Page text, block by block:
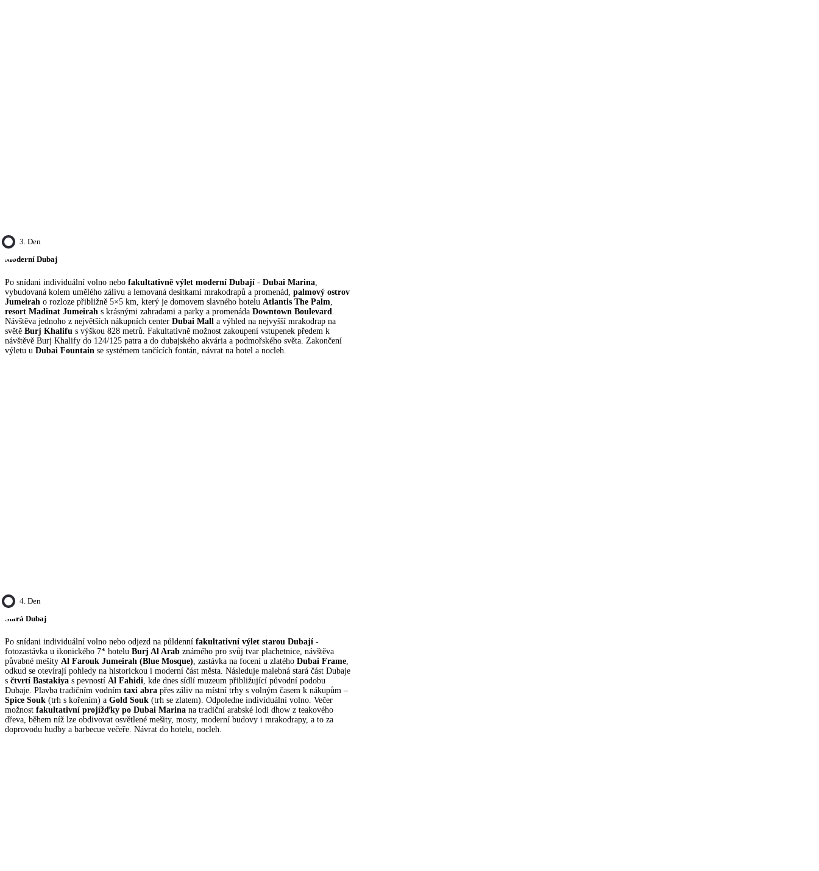
3. Den
Moderní Dubaj
Po snídani individuální volno nebo fakultativně výlet moderní Dubají - Dubai Marina
vybudovaná kolem umělého zálivu a lemovaná desítkami mrakodrapů a promenád, palmový ostrov
Jumeirah o rozloze přibližně 5×5 km, který je domovem slavného hotelu Atlantis The Palm
resort Madinat Jumeirah s krásnými zahradami a parky a promenáda Downtown Boulevard
Návštěva jednoho z největších nákupních center Dubai Mall a výhled na nejvyšší mrakodrap na
světě Burj Khalifu s výškou 828 metrů. Fakultativně možnost zakoupení vstupenek předem k
návštěvě Burj Khalify do 124/125 patra a do dubajského akvária a podmořského světa. Zakončení
výletu u Dubai Fountain se systémem tančících fontán, návrat na hotel a nocleh.
4. Den
Stará Dubaj
Po snídani individuální volno nebo odjezd na půldenní fakultativní výlet starou Dubají -
fotozastávka u ikonického 7* hotelu Burj Al Arab známého pro svůj tvar plachetnice, návštěva
půvabné mešity Al Farouk Jumeirah (Blue Mosque) , zastávka na focení u zlatého Dubai Frame
odkud se otevírají pohledy na historickou i moderní část města. Následuje malebná stará část Dubaje
s čtvrtí Bastakiya s pevností Al Fahidi , kde dnes sídlí muzeum přibližující původní podobu
Dubaje. Plavba tradičním vodním taxi abra přes záliv na místní trhy s volným časem k nákupům –
Spice Souk (trh s kořením) a Gold Souk (trh se zlatem). Odpoledne individuální volno. Večer
možnost fakultativní projížďky po Dubai Marina na tradiční arabské lodi dhow z teakového
dřeva, během níž lze obdivovat osvětlené mešity, mosty, moderní budovy i mrakodrapy, a to za
doprovodu hudby a barbecue večeře. Návrat do hotelu, nocleh.